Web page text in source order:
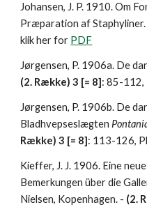
Johansen, J. P. 1910. Om
Præparation af Staphyliner.
klik her for PDF
(2. Række) 3 [= 8]: 85-112,
Jørgensen, P. 1906b. De
Bladhvepseslægten
Række) 3 [= 8]: 113-126,
Kieffer, J. J. 1906. Eine
Bemerkungen über die
Nielsen, Kopenhagen. - (2.